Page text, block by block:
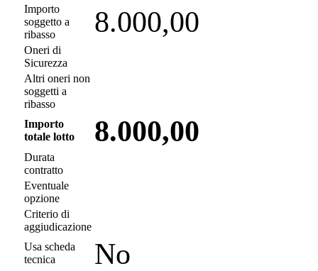
Importo
soggetto a
ribasso
8.000,00
Oneri di
Sicurezza
Altri oneri non
soggetti a
ribasso
Importo
totale lotto
8.000,00
Durata
contratto
Eventuale
opzione
Criterio di
aggiudicazione
Usa scheda
tecnica
No